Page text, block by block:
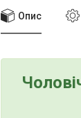
Опис